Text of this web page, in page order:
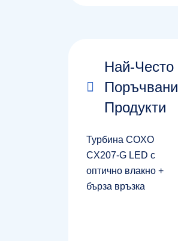
Най-Често
Поръчвани
Продукти
Турбина COXO
CX207-G LED с
оптично влакно +
бърза връзка